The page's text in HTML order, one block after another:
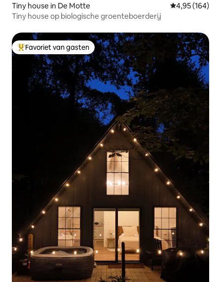
Tiny house in De Motte Gemiddelde
4,95 (164)
Tiny house op biologische groenteboerderij
Topfavoriet van gasten
Favoriet van gasten